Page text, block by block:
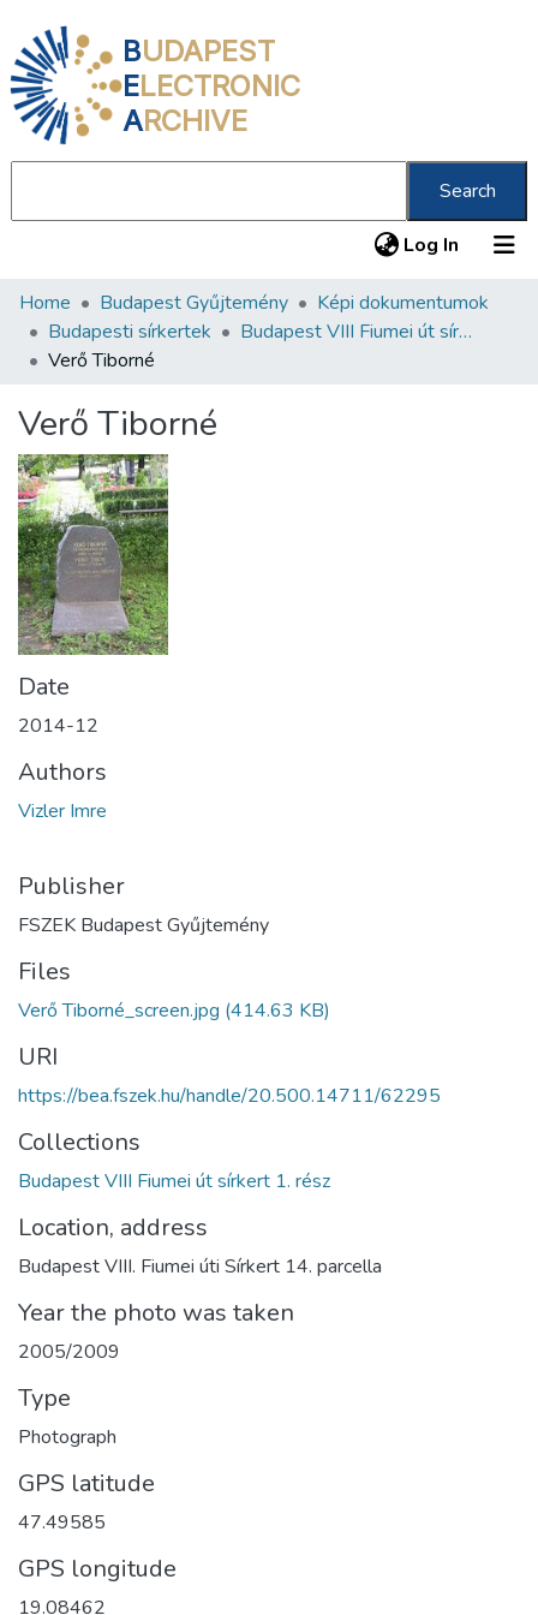
BUDAPEST
ELECTRONIC
ARCHIVE
Search
Log In (current)
Communities & Collections
All of DSpace
About us
Home Budapest Gyűjtemény
Képi dokumentumok
Budapesti sírkertek
Budapest VIII Fiumei út sírkert 1. rész
Verő Tiborné
Verő Tiborné
Date
2014-12
Authors
Vizler Imre
Publisher
FSZEK Budapest Gyűjtemény
Files
Verő Tiborné_screen.jpg (414.63 KB)
URI
https://bea.fszek.hu/handle/20.500.14711/62295
Collections
Budapest VIII Fiumei út sírkert 1. rész
Location, address
Budapest VIII. Fiumei úti Sírkert 14. parcella
Year the photo was taken
2005/2009
Type
Photograph
GPS latitude
47.49585
GPS longitude
19.08462